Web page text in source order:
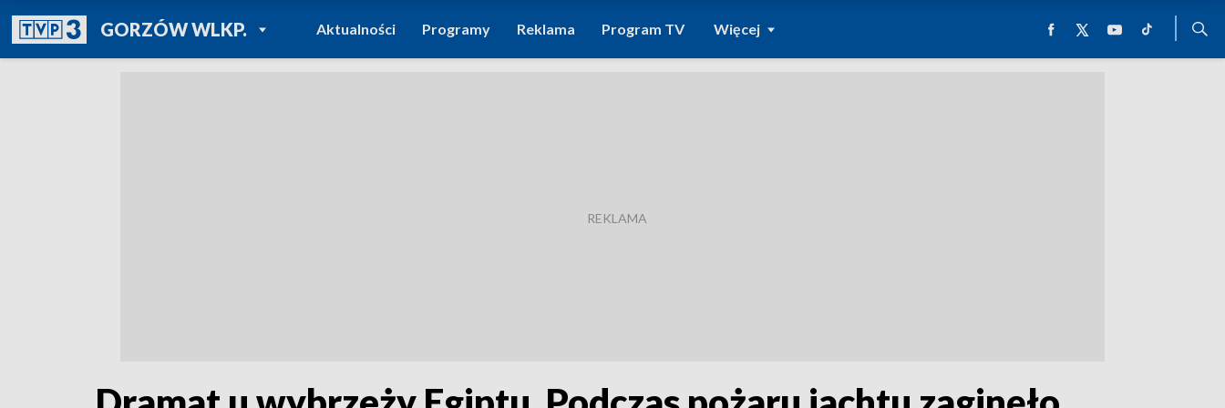
GORZÓW WLKP.POWRÓT DO
TVP REGIONY
Aktualności Programy Reklama Program TV Więcej